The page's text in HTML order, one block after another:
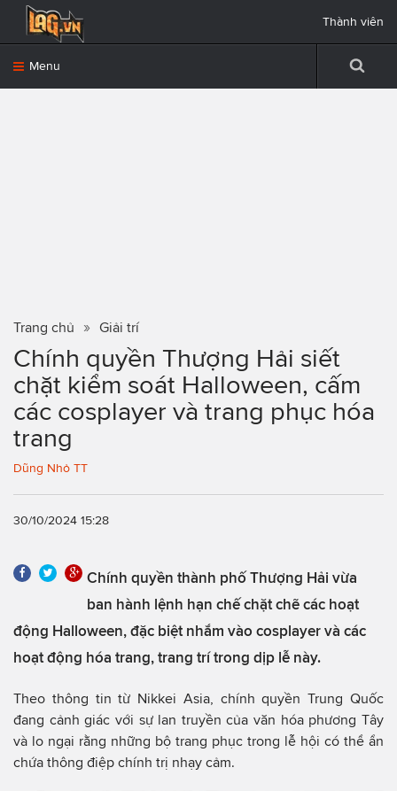
Menu
Thành viên
Trang chủ Giải trí
Chính quyền Thượng Hải siết
chặt kiểm soát Halloween, cấm
các cosplayer và trang phục hóa
trang
Dũng Nhỏ TT
30/10/2024 15:28
Chính quyền thành phố Thượng Hải vừa
ban hành lệnh hạn chế chặt chẽ các hoạt
động Halloween, đặc biệt nhắm vào cosplayer và các
hoạt động hóa trang, trang trí trong dịp lễ này.
Theo thông tin từ Nikkei Asia, chính quyền Trung Quốc
đang cảnh giác với sự lan truyền của văn hóa phương Tây
và lo ngại rằng những bộ trang phục trong lễ hội có thể ẩn
chứa thông điệp chính trị nhạy cảm.